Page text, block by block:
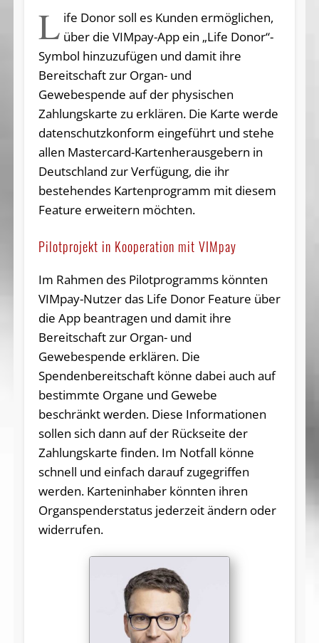
L ife Donor soll es Kunden ermöglichen,
über die VIMpay-App ein „Life Donor“-
Symbol hinzuzufügen und damit ihre
Bereitschaft zur Organ- und
Gewebespende auf der physischen
Zahlungskarte zu erklären. Die Karte werde
datenschutzkonform eingeführt und stehe
allen Mastercard-Kartenherausgebern in
Deutschland zur Verfügung, die ihr
bestehendes Kartenprogramm mit diesem
Feature erweitern möchten.
Pilotprojekt in Kooperation mit VIMpay
Im Rahmen des Pilotprogramms könnten
VIMpay-Nutzer das Life Donor Feature über
die App beantragen und damit ihre
Bereitschaft zur Organ- und
Gewebespende erklären. Die
Spendenbereitschaft könne dabei auch auf
bestimmte Organe und Gewebe
beschränkt werden. Diese Informationen
sollen sich dann auf der Rückseite der
Zahlungskarte finden. Im Notfall könne
schnell und einfach darauf zugegriffen
werden. Karteninhaber könnten ihren
Organspenderstatus jederzeit ändern oder
widerrufen.